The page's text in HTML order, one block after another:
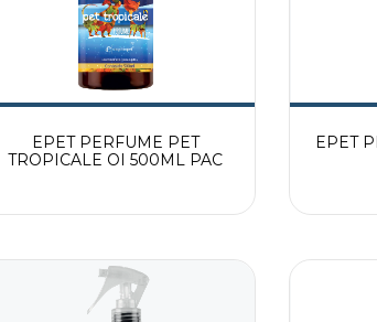
EPET PERFUME PET
TROPICALE OI 500ML PAC
EPET